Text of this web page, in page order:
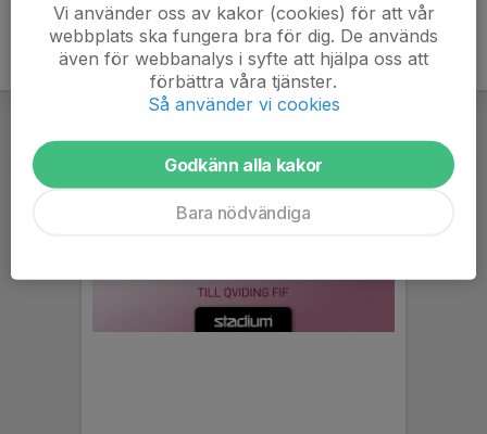
Vi använder oss av kakor (cookies) för att vår
webbplats ska fungera bra för dig. De används
även för webbanalys i syfte att hjälpa oss att
förbättra våra tjänster.
Så använder vi cookies
Godkänn alla kakor
Bara nödvändiga